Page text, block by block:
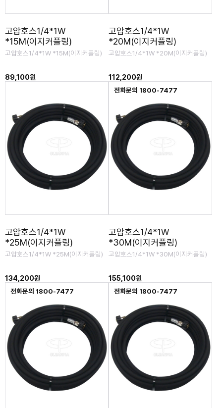
고압호스1/4*1W
*15M(이지커플링)
고압호스1/4*1W *15M(이지커플링)
89,100원
고압호스1/4*1W
*20M(이지커플링)
고압호스1/4*1W *20M(이지커플링)
112,200원
고압호스1/4*1W
*25M(이지커플링)
고압호스1/4*1W *25M(이지커플링)
134,200원
전화문의 1800-7477
고압호스1/4*1W
*30M(이지커플링)
고압호스1/4*1W *30M(이지커플링)
155,100원
전화문의 1800-7477 전화문의 1800-7477